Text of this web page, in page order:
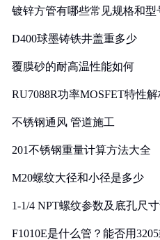
镀锌方管有哪些常见规格和型
D400球墨铸铁井盖重多少
覆膜砂的耐高温性能如何
RU7088R功率MOSFET特性
不锈钢通风 管道施工
201不锈钢重量计算方法大全
M20螺纹大径和小径是多少
1-1/4 NPT螺纹参数及底孔尺
F1010E是什么管？能否用